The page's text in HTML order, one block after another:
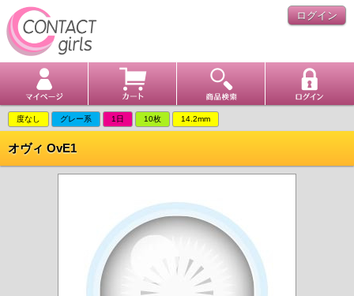
ログイン
度なし グレー系 1日 10枚 14.2mm
オヴィ OvE1